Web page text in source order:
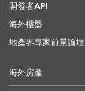
開發者API
海外樓盤
地產界專家前景論壇
海外房產